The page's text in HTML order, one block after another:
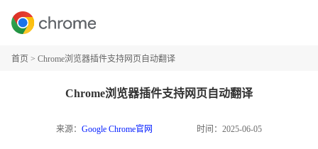
首页 > Chrome浏览器插件支持网页自动翻译
Chrome浏览器插件支持网页自动翻译
来源： Google Chrome官网 时间：2025-06-05